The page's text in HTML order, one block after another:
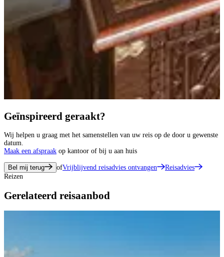
Geïnspireerd geraakt?
Wij helpen u graag met het samenstellen van uw reis op de door u gewenste
datum.
Maak een afspraak op kantoor of bij u aan huis
Bel mij terug ofVrijblijvend reisadvies ontvangen
Reisadvies
Reizen
Gerelateerd reisaanbod